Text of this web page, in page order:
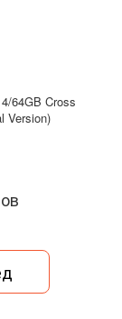
64GB Cross
Version)